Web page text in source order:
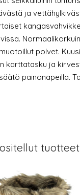
ja
polvet.
karttatasku ja
painonapeilla.
tuotteet